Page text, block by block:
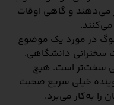
می‌دهند و گاهی اوقات
می‌کنند.
در مورد یک موضوع
سخنرانی دانشگاهی.
سخت‌تر است. هیچ
خیلی سریع صحبت
را به‌کار می‌برد.